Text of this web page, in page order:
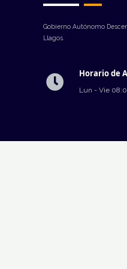
Gobierno Autónomo
Llagos.
Horario de
Lun - Vie